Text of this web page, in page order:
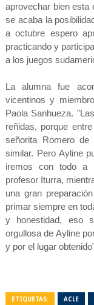
aprovechar bien esta
se acaba la
a octubre espero
practicando y
a los juegos
La alumna fue
vicentinos y
Paola Sanhueza.
reñidas, porque
señorita Romero
similar. Pero Ayline
iremos con todo a
profesor Iturra,
una gran
primar siempre en
y honestidad, eso
orgullosa de Ayline
y por el lugar
ETIQUETAS: ACLE